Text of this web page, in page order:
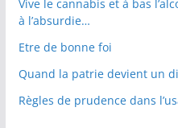
Vive le cannabis et à bas
à l’absurdie…
Etre de bonne foi
Quand la patrie devient un
Règles de prudence dans